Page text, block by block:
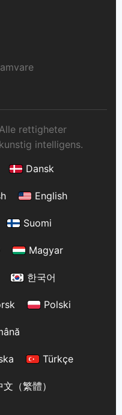
rettigheter
intelligens.
Dansk
English
Suomi
Magyar
한국어
Polski
Türkçe
文（繁體）